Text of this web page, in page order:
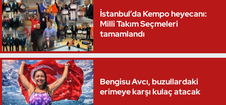
İstanbul’da Kempo heyecanı:
Milli Takım Seçmeleri
tamamlandı
Bengisu Avcı, buzullardaki
erimeye karşı kulaç atacak
Yüzme